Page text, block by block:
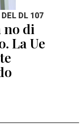
DL 107
no di
La Ue